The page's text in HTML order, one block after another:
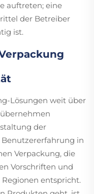
auftreten; eine
der Betreiber
ist.
Lösungen weit über
der
in
Verpackung, die
Vorschriften und
entspricht.